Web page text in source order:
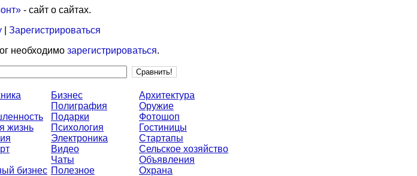
- сайт о сайтах.
| Зарегистрироваться
необходимо зарегистрироваться.
жизнь
бизнес
Бизнес
Полиграфия
Подарки
Психология
Электроника
Видео
Чаты
Полезное
Архитектура
Оружие
Фотошоп
Гостиницы
Стартапы
Сельское хозяйство
Объявления
Охрана